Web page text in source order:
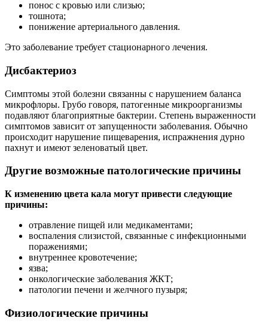
понос с кровью или слизью;
тошнота;
понижение артериального давления.
Это заболевание требует стационарного лечения.
Дисбактериоз
Симптомы этой болезни связанны с нарушением баланса
микрофлоры. Грубо говоря, патогенные микроорганизмы
подавляют благоприятные бактерии. Степень выраженности
симптомов зависит от запущенности заболевания. Обычно
происходит нарушение пищеварения, испражнения дурно
пахнут и имеют зеленоватый цвет.
Другие возможные патологические причины
К изменению цвета кала могут привести следующие
причины:
отравление пищей или медикаментами;
воспаления слизистой, связанные с инфекционными
поражениями;
внутреннее кровотечение;
язва;
онкологические заболевания ЖКТ;
патологии печени и желчного пузыря;
Физиологические причины